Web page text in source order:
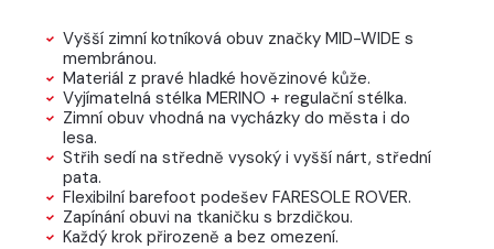
Vyšší zimní kotníková obuv značky MID-WIDE s
membránou.
Materiál z pravé hladké hovězinové kůže.
Vyjímatelná stélka MERINO + regulační stélka.
Zimní obuv vhodná na vycházky do města i do
lesa.
Střih sedí na středně vysoký i vyšší nárt, střední
pata.
Flexibilní barefoot podešev FARESOLE ROVER.
Zapínání obuvi na tkaničku s brzdičkou.
Každý krok přirozeně a bez omezení.